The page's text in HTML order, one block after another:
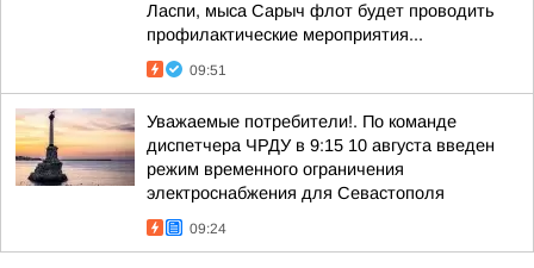
Ласпи, мыса Сарыч флот будет проводить
профилактические мероприятия...
09:51
Уважаемые потребители!. По команде
диспетчера ЧРДУ в 9:15 10 августа введен
режим временного ограничения
электроснабжения для Севастополя
09:24